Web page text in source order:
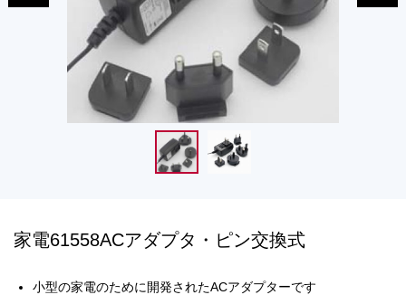
家電61558ACアダプタ・ピン交換式
小型の家電のために開発されたACアダプターです